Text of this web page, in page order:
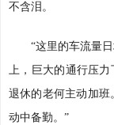
不含泪。
“这里的车流量
上，巨大的通行压力
退休的老何主动加班
动中备勤。”